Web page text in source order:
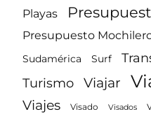
Playas
Presupuesto
Sudamérica Surf
Turismo Viajar
Viajes Visado Visados